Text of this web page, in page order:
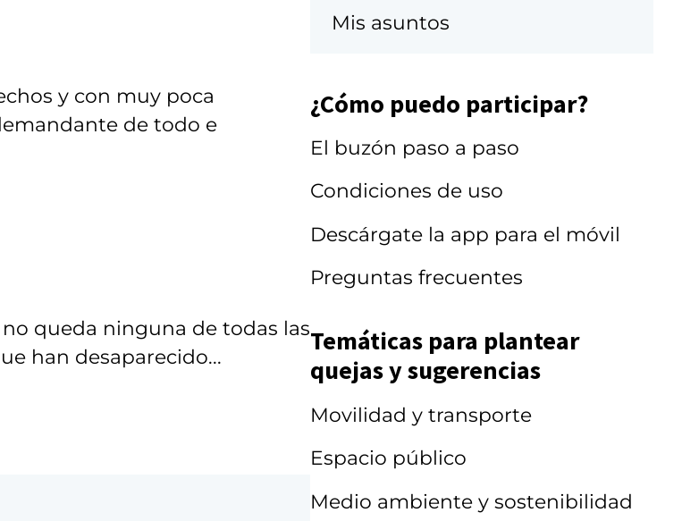
y con muy poca
de todo e
queda ninguna de todas las
han desaparecido...
Mis asuntos
¿Cómo puedo participar?
El buzón paso a paso
Condiciones de uso
Descárgate la app para el móvil
Preguntas frecuentes
Temáticas para plantear
quejas y sugerencias
Movilidad y transporte
Espacio público
Medio ambiente y sostenibilidad